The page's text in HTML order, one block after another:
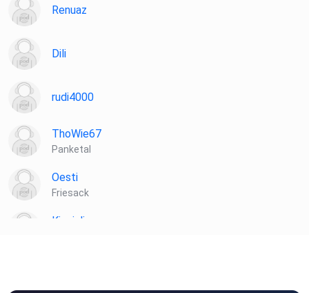
Renuaz
Dili
rudi4000
ThoWie67
Panketal
Oesti
Friesack
Kingjulien